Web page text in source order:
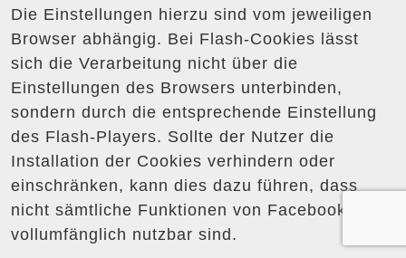
Die Einstellungen hierzu sind vom jeweiligen
Browser abhängig. Bei Flash-Cookies lässt
sich die Verarbeitung nicht über die
Einstellungen des Browsers unterbinden,
sondern durch die entsprechende Einstellung
des Flash-Players. Sollte der Nutzer die
Installation der Cookies verhindern oder
einschränken, kann dies dazu führen, dass
nicht sämtliche Funktionen von Facebook
vollumfänglich nutzbar sind.